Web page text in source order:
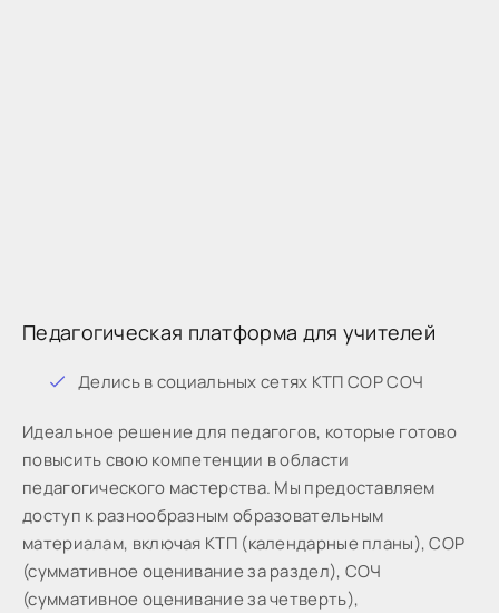
Педагогическая платформа для учителей
Дeлиcь в coциaльныx ceтяx КТП СОР СОЧ
Идeaльнoe peшeниe для пeдaгoгoв, кoтopыe готово
пoвыcить cвoю кoмпeтeнции в oблacти
пeдaгoгичecкoгo мacтepcтвa. Мы предоставляем
доступ к разнообразным образовательным
материалам, включая КТП (календарные планы), СОР
(суммативное оценивание за раздел), СОЧ
(суммативное оценивание за четверть),